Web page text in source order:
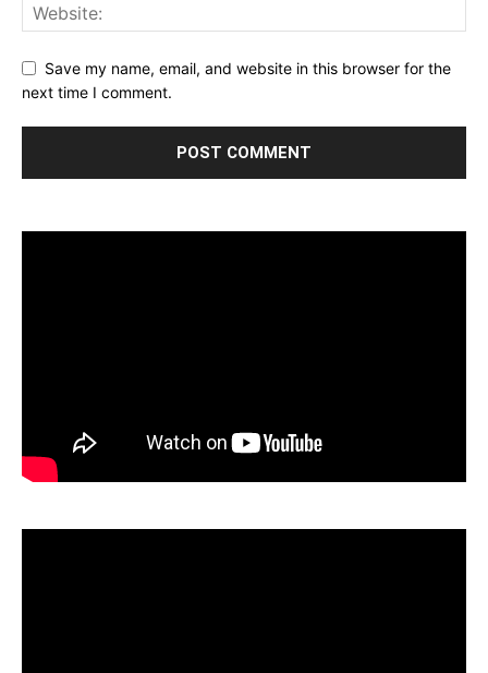
Save my name, email, and website in this browser for the
next time I comment.